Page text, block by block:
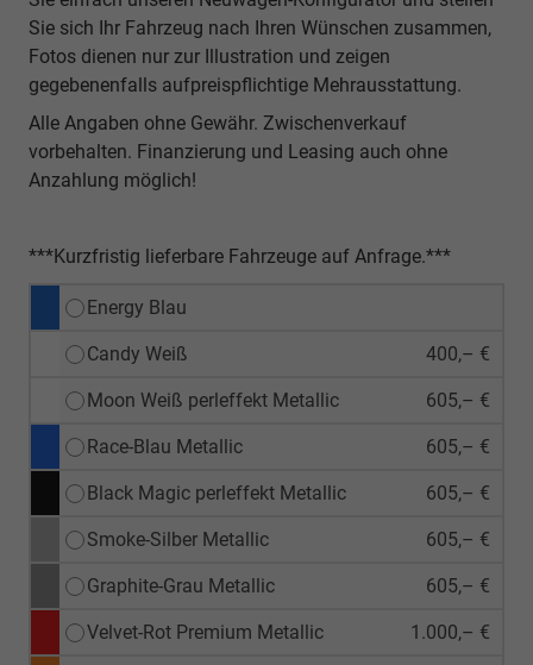
Sie sich Ihr Fahrzeug nach Ihren Wünschen zusammen,
Fotos dienen nur zur Illustration und zeigen
gegebenenfalls aufpreispflichtige Mehrausstattung.
Alle Angaben ohne Gewähr. Zwischenverkauf
vorbehalten. Finanzierung und Leasing auch ohne
Anzahlung möglich!
***Kurzfristig lieferbare Fahrzeuge auf Anfrage.***
Energy Blau
Candy Weiß 400,– €
Moon Weiß perleffekt Metallic 605,– €
Race-Blau Metallic 605,– €
Black Magic perleffekt Metallic 605,– €
Smoke-Silber Metallic 605,– €
Graphite-Grau Metallic 605,– €
Velvet-Rot Premium Metallic 1.000,– €